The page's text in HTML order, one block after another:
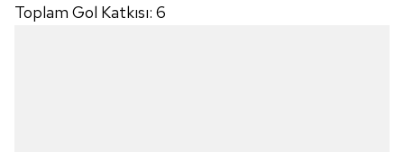
Toplam Gol Katkısı: 6